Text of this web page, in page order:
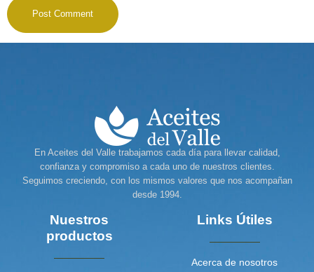
En Aceites del Valle trabajamos cada día para llevar calidad,
confianza y compromiso a cada uno de nuestros clientes.
Seguimos creciendo, con los mismos valores que nos acompañan
desde 1994.
Nuestros
productos
Links Útiles
Acerca de nosotros